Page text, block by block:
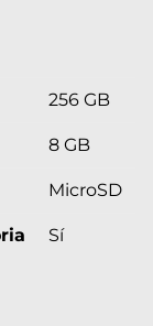
256 GB
8 GB
MicroSD
Sí